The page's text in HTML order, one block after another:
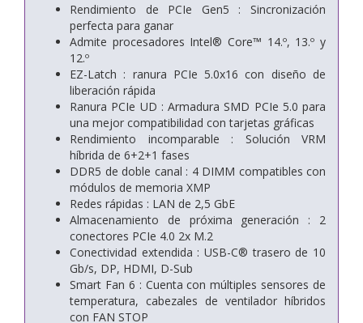
Rendimiento de PCIe Gen5 : Sincronización
perfecta para ganar
Admite procesadores Intel® Core™ 14.º, 13.º y
12.º
EZ-Latch : ranura PCIe 5.0x16 con diseño de
liberación rápida
Ranura PCIe UD : Armadura SMD PCIe 5.0 para
una mejor compatibilidad con tarjetas gráficas
Rendimiento incomparable : Solución VRM
híbrida de 6+2+1 fases
DDR5 de doble canal : 4 DIMM compatibles con
módulos de memoria XMP
Redes rápidas : LAN de 2,5 GbE
Almacenamiento de próxima generación : 2
conectores PCIe 4.0 2x M.2
Conectividad extendida : USB-C® trasero de 10
Gb/s, DP, HDMI, D-Sub
Smart Fan 6 : Cuenta con múltiples sensores de
temperatura, cabezales de ventilador híbridos
con FAN STOP